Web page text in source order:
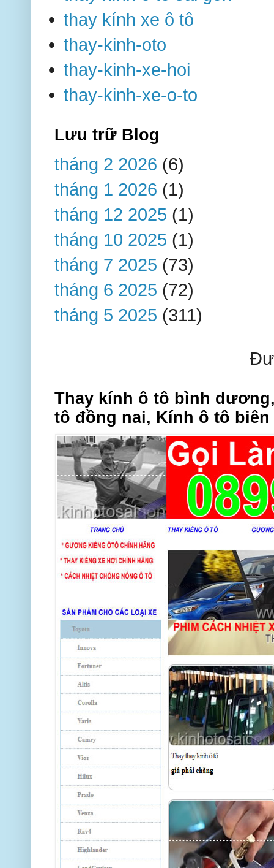
thay kính xe ô tô
thay-kinh-oto
thay-kinh-xe-hoi
thay-kinh-xe-o-to
Lưu trữ Blog
tháng 2 2026 (6)
tháng 1 2026 (1)
tháng 12 2025 (1)
tháng 10 2025 (1)
tháng 7 2025 (73)
tháng 6 2025 (72)
tháng 5 2025 (311)
Thay kính ô tô bình
tô đồng nai, Kính ô tô biên